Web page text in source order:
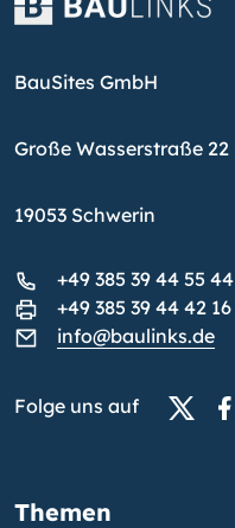
BauSites GmbH
Große Wasserstraße 22
19053 Schwerin
+49 385 39 44 55 44
+49 385 39 44 42 16
info@baulinks.de
Folge uns auf
Themen